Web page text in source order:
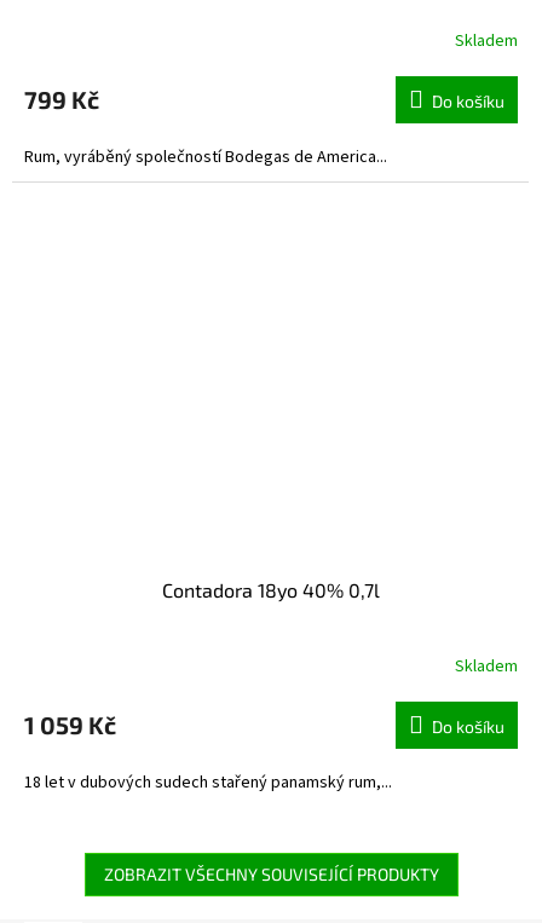
Skladem
799 Kč Do košíku
Rum, vyráběný společností Bodegas de America...
Contadora 18yo 40% 0,7l
Skladem
1 059 Kč Do košíku
18 let v dubových sudech stařený panamský rum,...
ZOBRAZIT VŠECHNY SOUVISEJÍCÍ PRODUKTY